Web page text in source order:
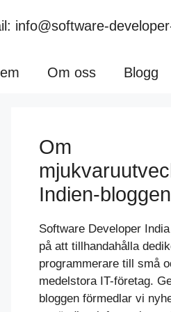
info@software-
Om oss Blogg
Om
Indien-bloggen
Software Developer
på att tillhandahålla
programmerare till små
medelstora IT-företag.
bloggen förmedlar vi